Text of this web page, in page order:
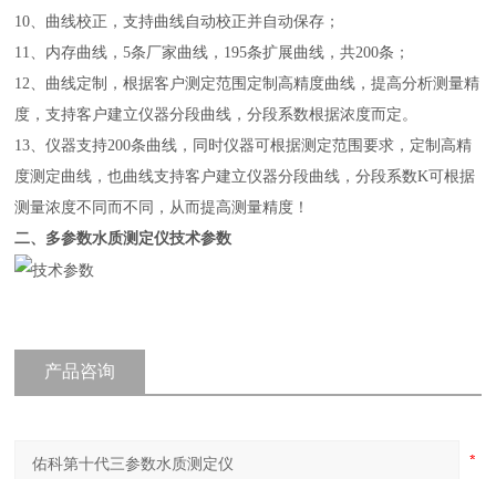
10、曲线校正，支持曲线自动校正并自动保存；
11、内存曲线，5条厂家曲线，195条扩展曲线，共200条；
12、曲线定制，根据客户测定范围定制高精度曲线，提高分析测量精
度，支持客户建立仪器分段曲线，分段系数根据浓度而定。
13、仪器支持200条曲线，同时仪器可根据测定范围要求，定制高精
度测定曲线，也曲线支持客户建立仪器分段曲线，分段系数K可根据
测量浓度不同而不同，从而提高测量精度！
二、 多参数水质测定仪技术参数
产品咨询